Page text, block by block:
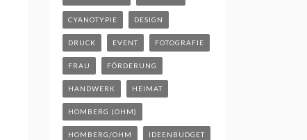
CYANOTYPIE DESIGN
DRUCK EVENT FOTOGRAFIE
FRAU FÖRDERUNG
HANDWERK HEIMAT
HOMBERG (OHM)
HOMBERG/OHM IDEENBUDGET